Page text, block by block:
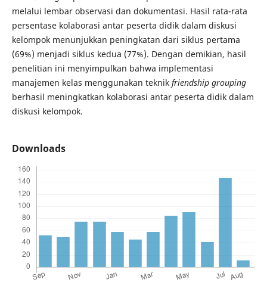
melalui lembar observasi dan dokumentasi. Hasil rata-rata
persentase kolaborasi antar peserta didik dalam diskusi
kelompok menunjukkan peningkatan dari siklus pertama
(69%) menjadi siklus kedua (77%). Dengan demikian, hasil
penelitian ini menyimpulkan bahwa implementasi
manajemen kelas menggunakan teknik friendship grouping
berhasil meningkatkan kolaborasi antar peserta didik dalam
diskusi kelompok.
Downloads